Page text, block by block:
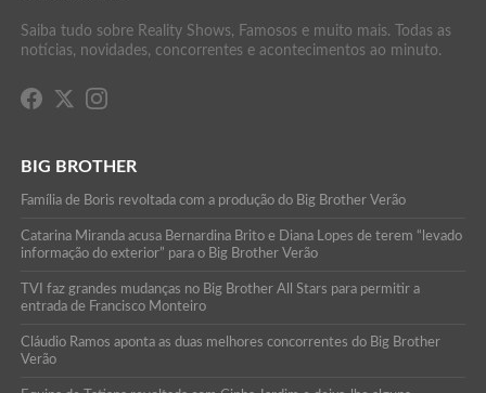
Saiba tudo sobre Reality Shows, Famosos e muito mais. Todas as
notícias, novidades, concorrentes e acontecimentos ao minuto.
BIG BROTHER
Família de Boris revoltada com a produção do Big Brother Verão
Catarina Miranda acusa Bernardina Brito e Diana Lopes de terem “levado
informação do exterior” para o Big Brother Verão
TVI faz grandes mudanças no Big Brother All Stars para permitir a
entrada de Francisco Monteiro
Cláudio Ramos aponta as duas melhores concorrentes do Big Brother
Verão